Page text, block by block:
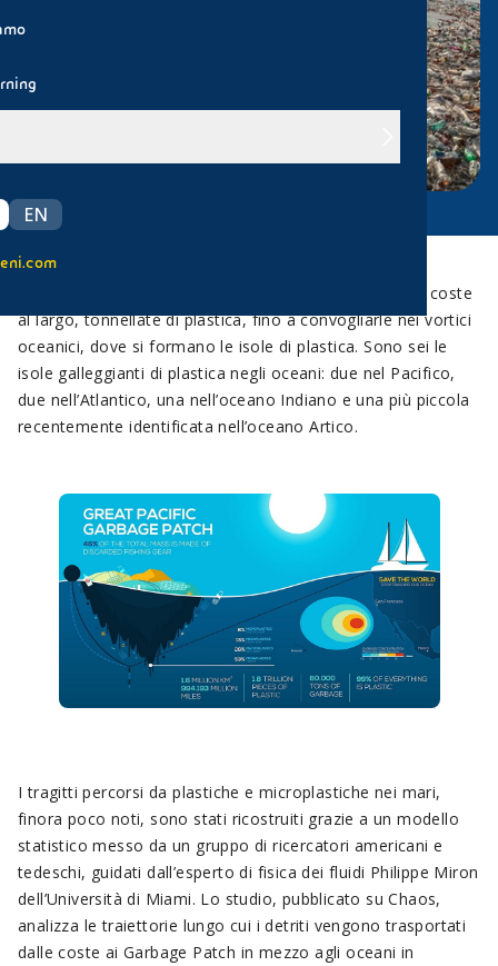
EN
eni.com
Correnti marine e venti trasportano ogni giorno, dalle coste
al largo, tonnellate di plastica, fino a convogliarle nei vortici
oceanici, dove si formano le isole di plastica. Sono sei le
isole galleggianti di plastica negli oceani: due nel Pacifico,
due nell’Atlantico, una nell’oceano Indiano e una più piccola
recentemente identificata nell’oceano Artico.
I tragitti percorsi da plastiche e microplastiche nei mari,
finora poco noti, sono stati ricostruiti grazie a un modello
statistico messo da un gruppo di ricercatori americani e
tedeschi, guidati dall’esperto di fisica dei fluidi Philippe Miron
dell’Università di Miami. Lo studio, pubblicato su Chaos,
analizza le traiettorie lungo cui i detriti vengono trasportati
dalle coste ai Garbage Patch in mezzo agli oceani in